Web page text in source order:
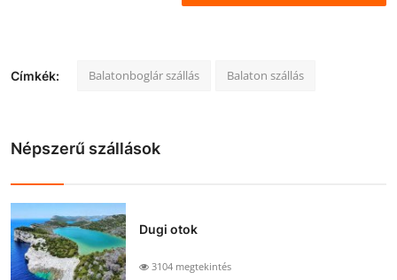
Címkék: Balatonboglár szállás Balaton szállás
Népszerű szállások
Dugi otok
3104 megtekintés